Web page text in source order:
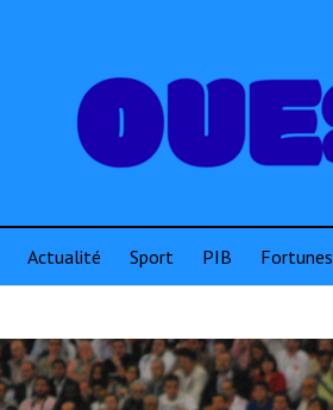
Actualité Sport PIB Fortunes